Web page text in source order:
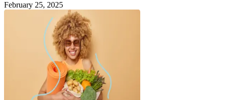
February 25, 2025